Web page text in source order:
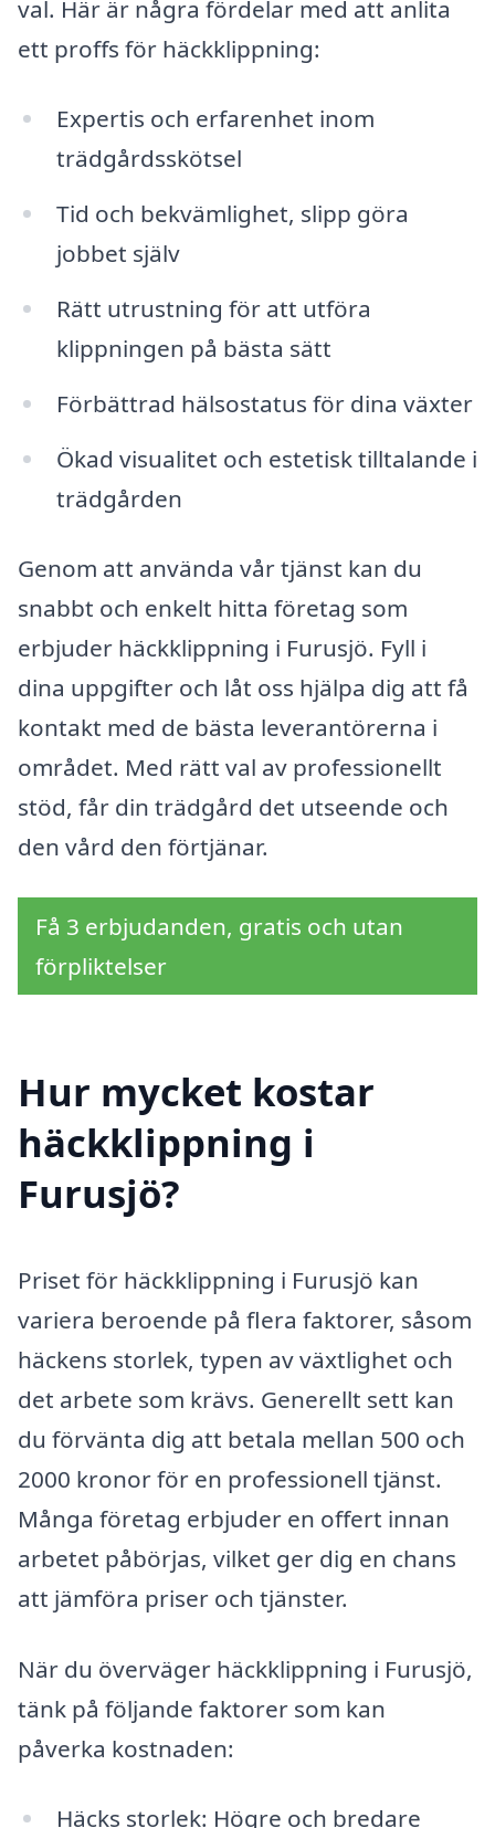
val. Här är några fördelar med att anlita
ett proffs för häckklippning:
Expertis och erfarenhet inom
trädgårdsskötsel
Tid och bekvämlighet, slipp göra
jobbet själv
Rätt utrustning för att utföra
klippningen på bästa sätt
Förbättrad hälsostatus för dina växter
Ökad visualitet och estetisk tilltalande i
trädgården
Genom att använda vår tjänst kan du
snabbt och enkelt hitta företag som
erbjuder häckklippning i Furusjö. Fyll i
dina uppgifter och låt oss hjälpa dig att få
kontakt med de bästa leverantörerna i
området. Med rätt val av professionellt
stöd, får din trädgård det utseende och
den vård den förtjänar.
Få 3 erbjudanden, gratis och utan
förpliktelser
Hur mycket kostar
häckklippning i
Furusjö?
Priset för häckklippning i Furusjö kan
variera beroende på flera faktorer, såsom
häckens storlek, typen av växtlighet och
det arbete som krävs. Generellt sett kan
du förvänta dig att betala mellan 500 och
2000 kronor för en professionell tjänst.
Många företag erbjuder en offert innan
arbetet påbörjas, vilket ger dig en chans
att jämföra priser och tjänster.
När du överväger häckklippning i Furusjö,
tänk på följande faktorer som kan
påverka kostnaden:
Häcks storlek: Högre och bredare